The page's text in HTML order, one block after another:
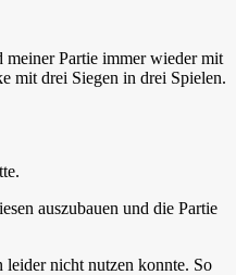
meiner Partie immer wieder mit
mit drei Siegen in drei Spielen.
auszubauen und die Partie
leider nicht nutzen konnte. So